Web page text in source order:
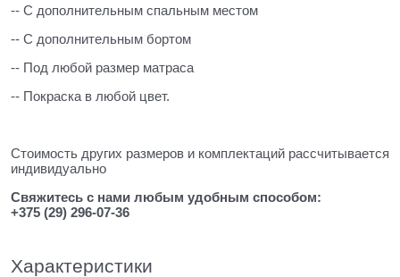
-- С дополнительным спальным местом
-- С дополнительным бортом
-- Под любой размер матраса
-- Покраска в любой цвет.
Стоимость других размеров и комплектаций рассчитывается
индивидуально
Свяжитесь с нами любым удобным способом:
+375 (29) 296-07-36
Характеристики